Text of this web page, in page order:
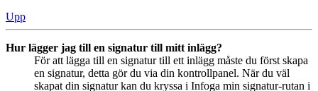
Upp
Hur lägger jag till en signatur till mitt inlägg?
För att lägga till en signatur till ett inlägg måste du först skapa
en signatur, detta gör du via din kontrollpanel. När du väl
skapat din signatur kan du kryssa i Infoga min signatur-rutan i